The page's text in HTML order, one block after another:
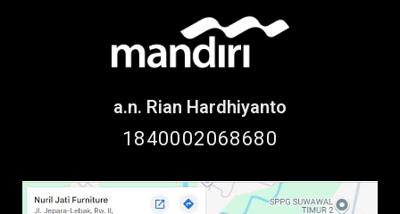
a.n. Rian Hardhiyanto
1840002068680